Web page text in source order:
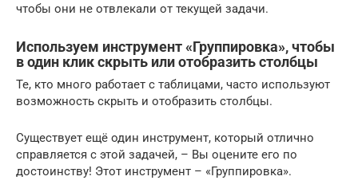
чтобы они не отвлекали от текущей задачи.
Используем инструмент «Группировка», чтобы
в один клик скрыть или отобразить столбцы
Те, кто много работает с таблицами, часто используют
возможность скрыть и отобразить столбцы.
Существует ещё один инструмент, который отлично
справляется с этой задачей, – Вы оцените его по
достоинству! Этот инструмент – «Группировка».